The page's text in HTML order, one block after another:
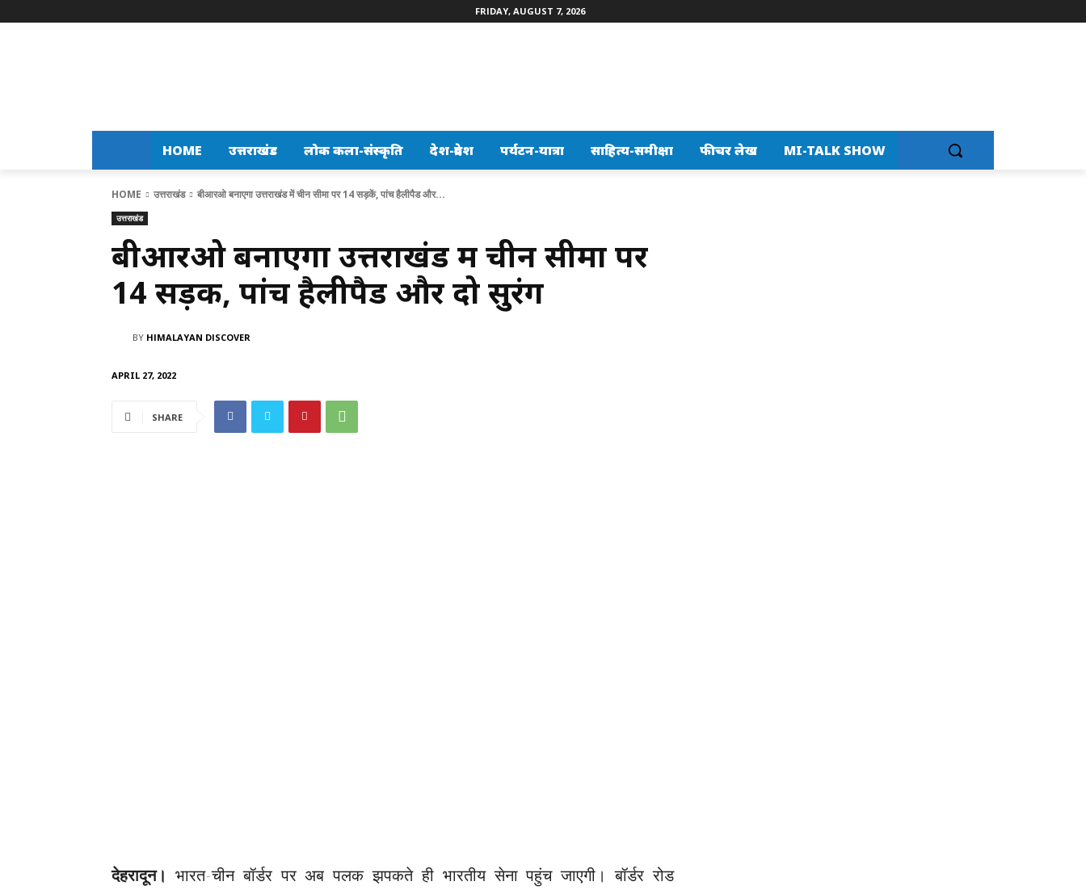
FRIDAY, AUGUST 7, 2026
HOME उत्तराखंड लोक कला-संस्कृति देश-प्रदेश पर्यटन-यात्रा साहित्य-समीक्षा फीचर लेख MI-TALK SHOW
HOME उत्तराखंड बीआरओ बनाएगा उत्तराखंड में चीन सीमा पर 14 सड़कें, पांच हैलीपैड और...
उत्तराखंड
बीआरओ बनाएगा उत्तराखंड में चीन सीमा पर
14 सड़कें, पांच हैलीपैड और दो सुरंग
BY HIMALAYAN DISCOVER
APRIL 27, 2022
SHARE
देहरादून। भारत-चीन बॉर्डर पर अब पलक झपकते ही भारतीय सेना पहुंच जाएगी। बॉर्डर रोड